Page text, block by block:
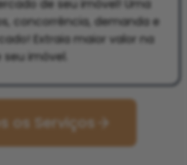
de seu imóvel! Uma
concorrência, demanda e
Extraia maior valor na
imóvel.
os Serviços